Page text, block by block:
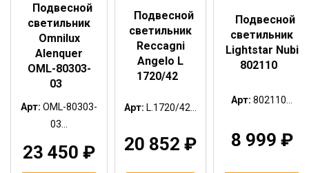
Подвесной
светильник
Omnilux
Alenquer
OML-80303-
03
Арт: OML-80303-
03...
23 450 ₽
Подвесной
светильник
Reccagni
Angelo L
1720/42
Арт: L.1720/42...
20 852 ₽
Подвесной
светильник
Lightstar Nubi
802110
Арт: 802110...
8 999 ₽